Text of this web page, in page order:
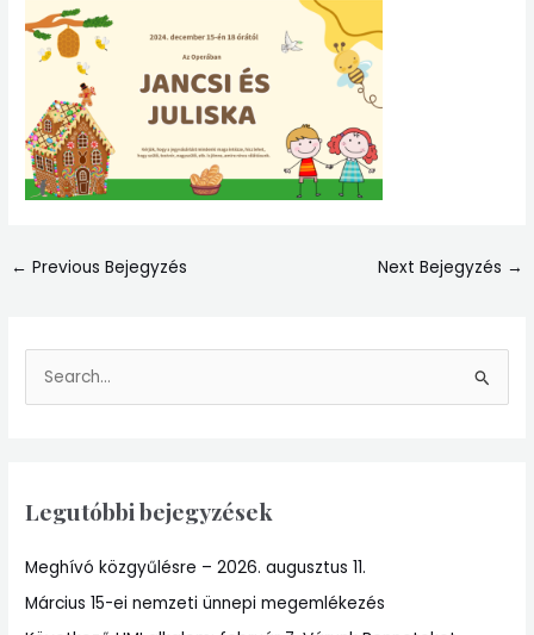
← Previous Bejegyzés Next Bejegyzés →
c
f
o
Legutóbbi bejegyzések
Meghívó közgyűlésre – 2026. augusztus 11.
Március 15-ei nemzeti ünnepi megemlékezés